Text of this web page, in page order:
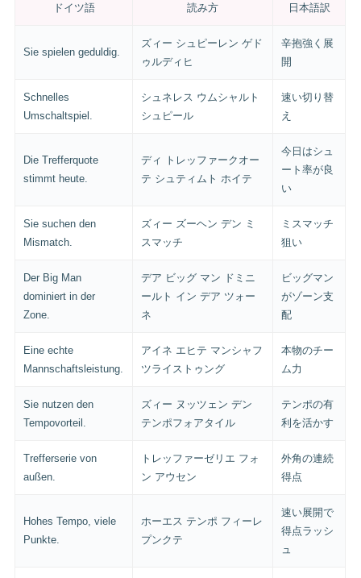
ドイツ語 読み方 日本語訳
Sie spielen geduldig.
ズィー シュピーレン ゲド
ゥルディヒ
辛抱強く展
開
Schnelles
Umschaltspiel.
シュネレス ウムシャルト
シュピール
速い切り替
え
Die Trefferquote
stimmt heute.
ディ トレッファークオー
テ シュティムト ホイテ
今日はシュ
ート率が良
い
Sie suchen den
Mismatch.
ズィー ズーヘン デン ミ
スマッチ
ミスマッチ
狙い
Der Big Man
dominiert in der
Zone.
デア ビッグ マン ドミニ
ールト イン デア ツォー
ネ
ビッグマン
がゾーン支
配
Eine echte
Mannschaftsleistung.
アイネ エヒテ マンシャフ
ツライストゥング
本物のチー
ム力
Sie nutzen den
Tempovorteil.
ズィー ヌッツェン デン
テンポフォアタイル
テンポの有
利を活かす
Trefferserie von
außen.
トレッファーゼリエ フォ
ン アウセン
外角の連続
得点
Hohes Tempo, viele
Punkte.
ホーエス テンポ フィーレ
プンクテ
速い展開で
得点ラッシ
ュ